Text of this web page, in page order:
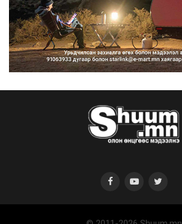
Нийтийн тээврийн Ч:19А чиглэлийн
замналд түр хугац...
2026/08/07
Автомашины улсын дугаар сондгой
тоогоор төгссөн бо...